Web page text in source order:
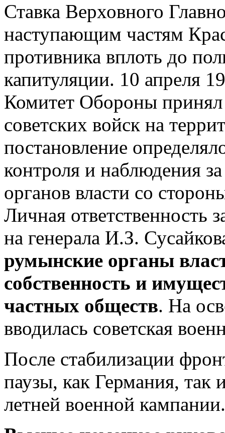
Ставка Верховного
наступающим частям
противника вплоть до
капитуляции. 10 апреля
Комитет Обороны
советских войск на
постановление
контроля и наблюдения
органов власти со
Личная ответственность
на генерала И.З.
румынские органы
собственность и
частных обществ. На
вводилась советская
После стабилизации
паузы, как Германия, так
летней военной кампании.